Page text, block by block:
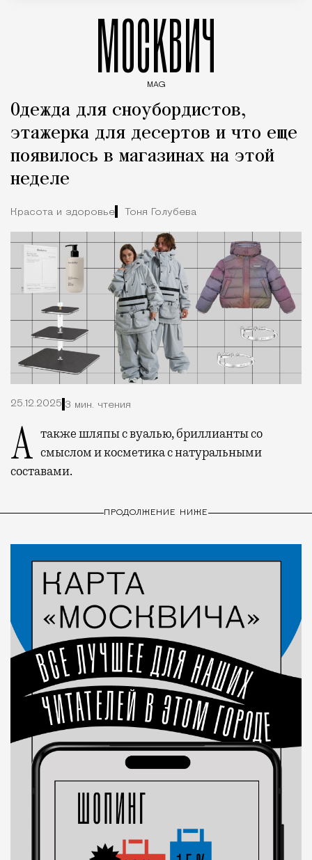
МОСКВИЧ
MAG
Одежда для сноубордистов,
этажерка для десертов и что еще
появилось в магазинах на этой
неделе
Красота и здоровье Тоня Голубева
25.12.2025 3 мин. чтения
А также шляпы с вуалью, бриллианты со смыслом и косметика с натуральными
составами.
ПРОДОЛЖЕНИЕ НИЖЕ